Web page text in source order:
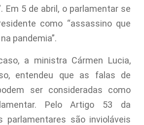
Em 5 de abril, o parlamentar se
como “assassino que
pandemia”.
a ministra Cármen Lucia,
entendeu que as falas de
ser consideradas como
Pelo Artigo 53 da
parlamentares são invioláveis